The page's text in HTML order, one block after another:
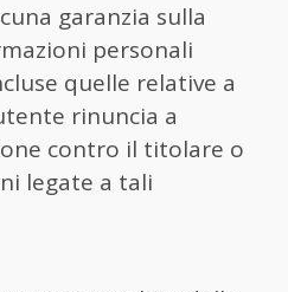
garanzia sulla
personali
quelle relative a
rinuncia a
contro il titolare o
legate a tali